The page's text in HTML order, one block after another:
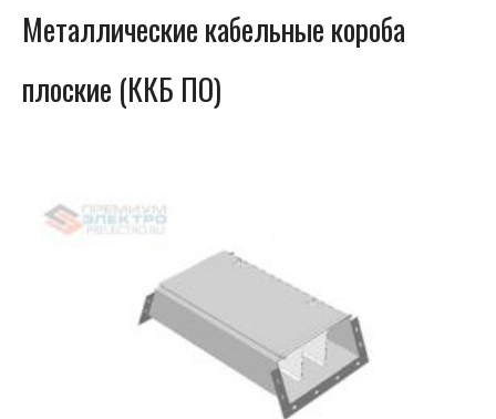
Металлические кабельные короба
плоские (ККБ ПО)